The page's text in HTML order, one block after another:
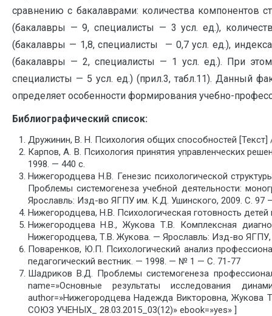
сравнению с бакалаврами: количества компонентов
(бакалавры — 9, специалисты — 3 усл. ед.),
(бакалавры — 1,8, специалисты — 0,7 усл. ед.),
(бакалавры — 2, специалисты — 1 усл. ед.). При
специалисты — 5 усл. ед.) (прил.3, табл.11). Данный
определяет особенности формирования учебно-
Библиографический список:
Дружинин, В. Н. Психология общих способностей
Карпов, А. В. Психология принятия управленческих
1998. — 440 с.
Нижегородцева Н.В. Генезис психологической
Проблемы системогенеза учебной деятельности:
Ярославль: Изд-во ЯГПУ им. К.Д. Ушинского, 2009. С. 97
Нижегородцева, Н.В. Психологическая готовность
Нижегородцева Н.В., Жукова Т.В. Комплексная
Нижегородцева, Т.В. Жукова. — Ярославль: Изд-во ЯГПУ,
Поваренков, Ю.П. Психологический анализ
педагогический вестник. — 1998. — № 1 — С. 71-77
Шадриков В.Д. Проблемы системогенеза
name=»Основные результаты исследования
author=»Нижегородцева Надежда Викторовна, Жукова
СОЮЗ УЧЕНЫХ_ 28.03.2015_03(12)» ebook=»yes» ]